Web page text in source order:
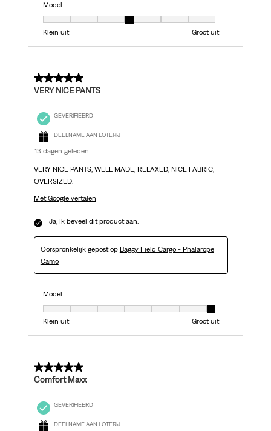
Model
Model, 4 van 7, waarbij 1 gelijk is aan Klein uit en 7 gelijk is aan Groot uit
Klein uit
Groot uit
5 van 5 sterren.
VERY NICE PANTS
GEVERIFIEERD
DEELNAME AAN LOTERIJ
13 dagen geleden
VERY NICE PANTS, WELL MADE, RELAXED, NICE FABRIC,
OVERSIZED.
Met Google vertalen
Ja, Ik beveel dit product aan.
Oorspronkelijk gepost op Baggy Field Cargo - Phalarope
Camo
Model
Model, 7 van 7, waarbij 1 gelijk is aan Klein uit en 7 gelijk is aan Groot uit
Klein uit
Groot uit
5 van 5 sterren.
Comfort Maxx
GEVERIFIEERD
DEELNAME AAN LOTERIJ